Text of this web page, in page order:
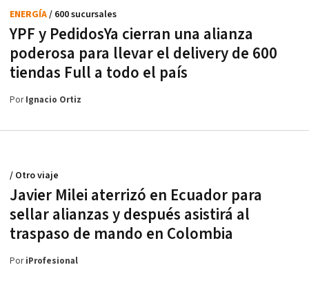
YPF y PedidosYa cierran una alianza
poderosa para llevar el delivery de 600
tiendas Full a todo el país
ENERGÍA/ 600 sucursales
PorIgnacio Ortiz
Javier Milei aterrizó en Ecuador para
sellar alianzas y después asistirá al
traspaso de mando en Colombia
/ Otro viaje
PoriProfesional